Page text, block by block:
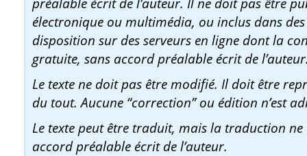
électronique ou multimédia, ou inclus dans
disposition sur des serveurs en ligne dont la
gratuite, sans accord préalable écrit de
Le texte ne doit pas être modifié. Il doit être
du tout. Aucune “correction” ou édition n’est
Le texte peut être traduit, mais la traduction
accord préalable écrit de l’auteur.